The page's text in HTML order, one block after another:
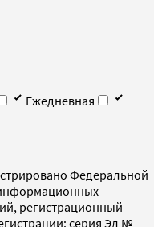
Ежедневная
Федеральной
регистрационный
серия Эл №